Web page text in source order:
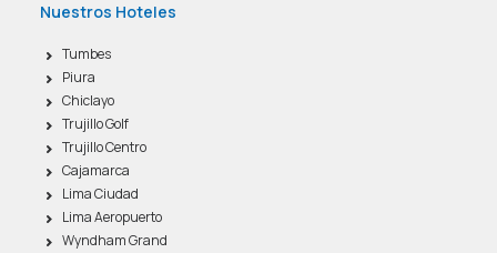
Nuestros Hoteles
Tumbes
Piura
Chiclayo
Trujillo Golf
Trujillo Centro
Cajamarca
Lima Ciudad
Lima Aeropuerto
Wyndham Grand